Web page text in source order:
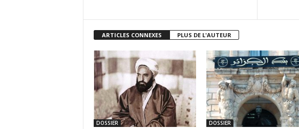
ARTICLES CONNEXES PLUS DE L'AUTEUR
DOSSIER DOSSIER